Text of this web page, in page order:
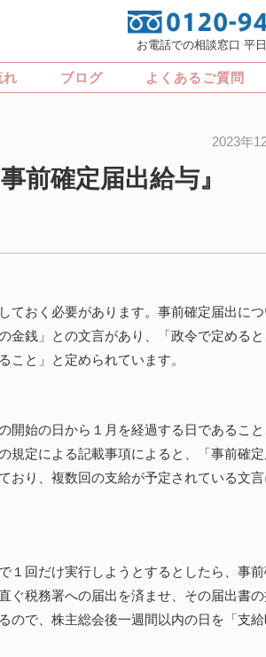
お電話での相談窓口 平
れ ブログ よくあるご質問
2023年
前確定届出給与』
ておく必要があります。事前確定届出に
金銭」との文言があり、「政令で定めると
こと」と定められています。
開始の日から１月を経過する日であること
規定による記載事項によると、「事前確
おり、複数回の支給が予定されている文言
１回だけ実行しようとするとしたら、事
ぐ税務署への届出を済ませ、その届出書
で、株主総会後一週間以内の日を「支給